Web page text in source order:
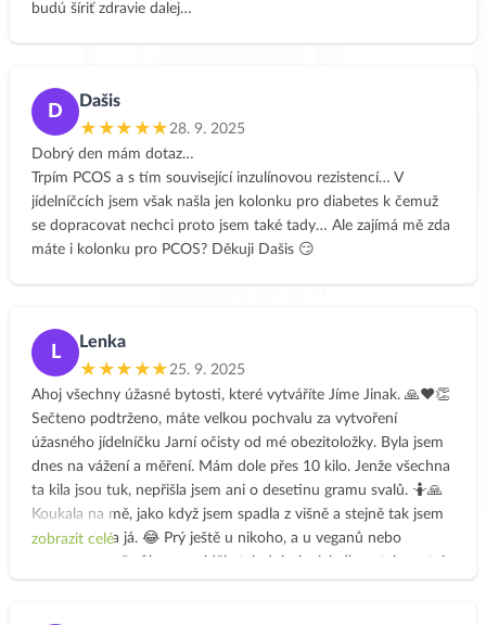
budú šíriť zdravie dalej…
D
Dašis
★★★★★28. 9. 2025
Dobrý den mám dotaz…
Trpím PCOS a s tím související inzulínovou rezistencí… V
jídelníčcích jsem však našla jen kolonku pro diabetes k čemuž
se dopracovat nechci proto jsem také tady… Ale zajímá mě zda
máte i kolonku pro PCOS? Děkuji Dašis 😏
L
Lenka
★★★★★25. 9. 2025
Ahoj všechny úžasné bytosti, které vytváříte Jíme Jinak. 🙏❤️👏
Sečteno podtrženo, máte velkou pochvalu za vytvoření
úžasného jídelníčku Jarní očisty od mé obezitoložky. Byla jsem
dnes na vážení a měření. Mám dole přes 10 kilo. Jenže všechna
ta kila jsou tuk, nepřišla jsem ani o desetinu gramu svalů. 🤷🙏
Koukala na mě, jako když jsem spadla z višně a stejně tak jsem
na ni koukala já. 😂 Prý ještě u nikoho, a u veganů nebo
zobrazit celé